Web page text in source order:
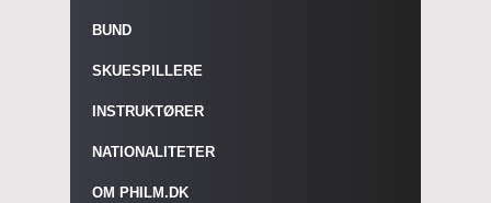
BUND
SKUESPILLERE
INSTRUKTØRER
NATIONALITETER
OM PHILM.DK